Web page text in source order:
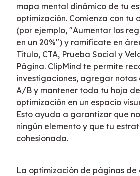
mapa mental dinámico de tu
optimización. Comienza con tu
(por ejemplo, "Aumentar los
en un 20%") y ramifícate en
Título, CTA, Prueba Social y
Página. ClipMind te permite
investigaciones, agregar notas
A/B y mantener toda tu hoja
optimización en un espacio
Esto ayuda a garantizar que
ningún elemento y que tu
cohesionada.
La optimización de páginas de